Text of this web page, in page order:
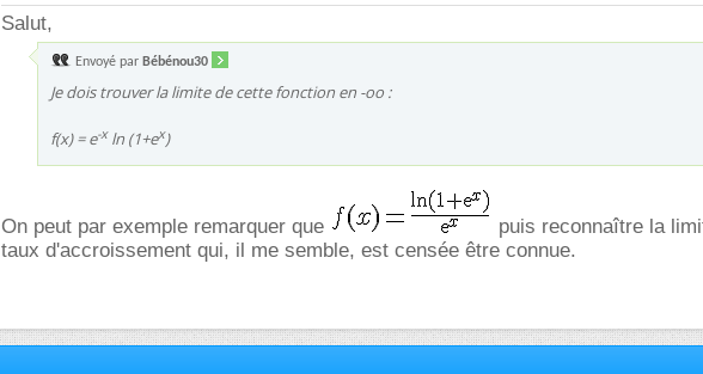
Salut,
Envoyé par Bébénou30
Je dois trouver la limite de cette fonction en -oo :
f(x) = e-xln (1+ex)
On peut par exemple remarquer que
puis reconnaître la
taux d'accroissement qui, il me semble, est censée être connue.